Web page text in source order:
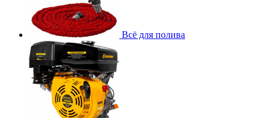
Всё для полива